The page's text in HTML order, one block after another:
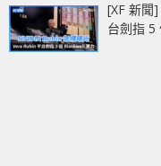
[XF 新聞
台劍指 5